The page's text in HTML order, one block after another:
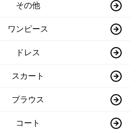
その他
ワンピース
ドレス
スカート
ブラウス
コート